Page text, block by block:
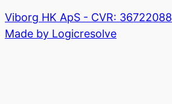
Viborg HK ApS - CVR: 36722088
Made by Logicresolve